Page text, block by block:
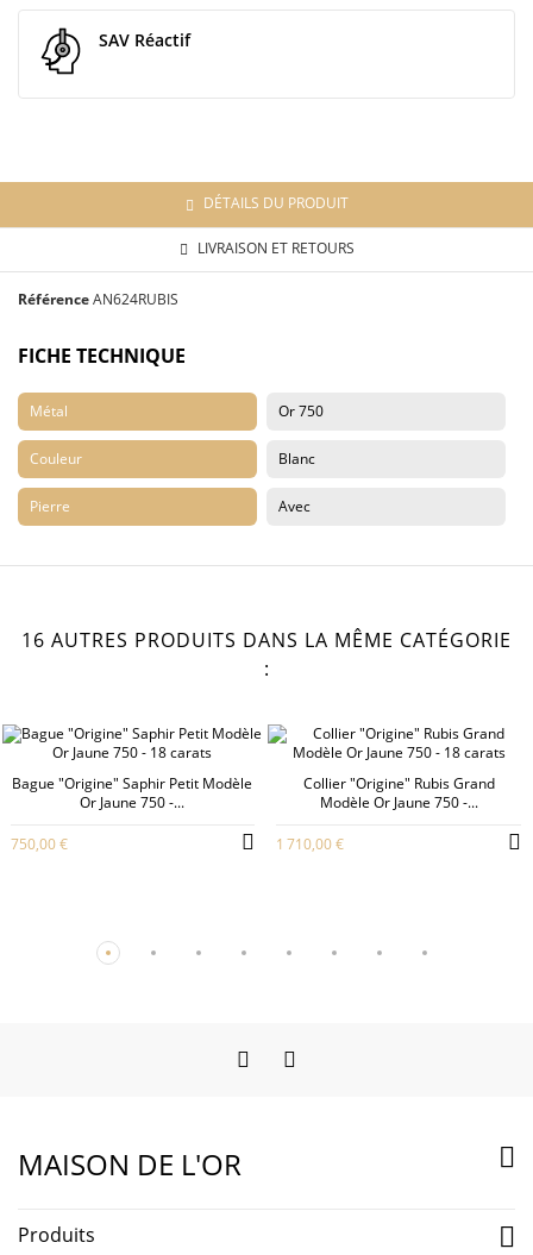
SAV Réactif
DÉTAILS DU PRODUIT
LIVRAISON ET RETOURS
RéférenceAN624RUBIS
FICHE TECHNIQUE
Métal Or 750
Couleur Blanc
Pierre Avec
16 AUTRES PRODUITS DANS LA MÊME CATÉGORIE
:
Bague "Origine" Saphir Petit Modèle
Or Jaune 750 -...
750,00 €
Collier "Origine" Rubis Grand
Modèle Or Jaune 750 -...
1 710,00 €
FacebookInstagram
MAISON DE L'OR 
Produits 